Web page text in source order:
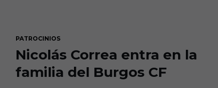
PATROCINIOS
Nicolás Correa entra en la
familia del Burgos CF